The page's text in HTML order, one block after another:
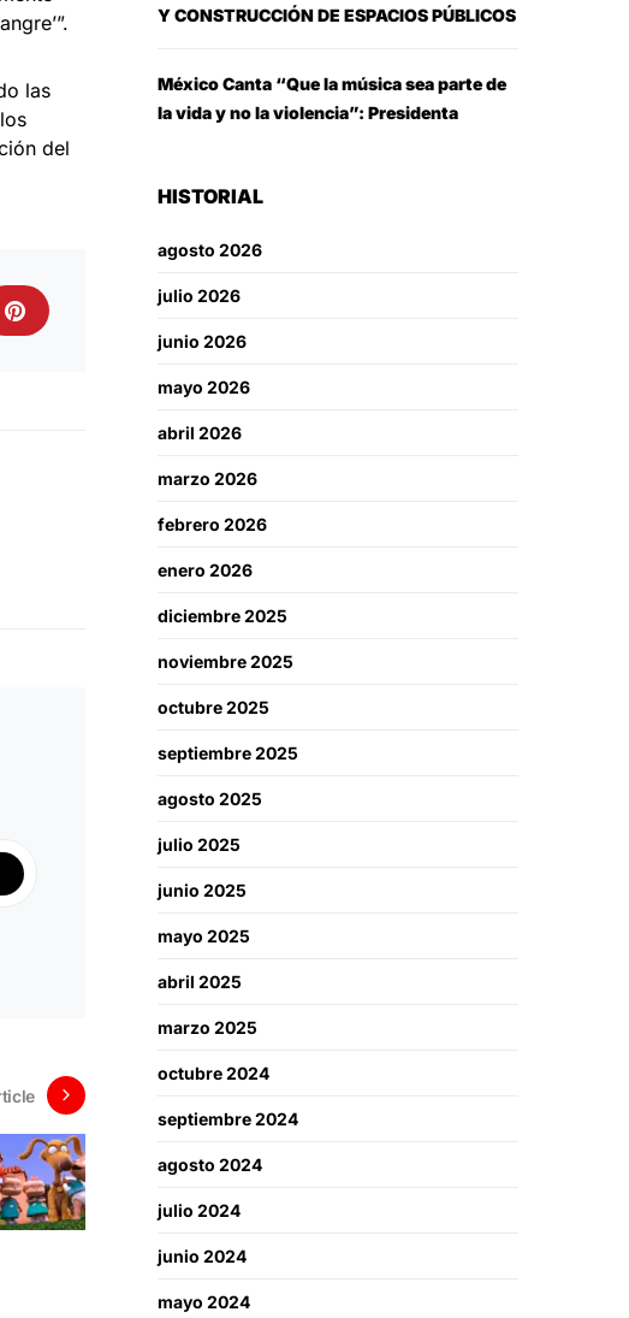
las
del
Y CONSTRUCCIÓN DE ESPACIOS PÚBLICOS
México Canta “Que la música sea parte de
la vida y no la violencia”: Presidenta
HISTORIAL
agosto 2026
julio 2026
junio 2026
mayo 2026
abril 2026
marzo 2026
febrero 2026
enero 2026
diciembre 2025
noviembre 2025
octubre 2025
septiembre 2025
agosto 2025
julio 2025
junio 2025
mayo 2025
abril 2025
marzo 2025
octubre 2024
septiembre 2024
agosto 2024
julio 2024
junio 2024
mayo 2024